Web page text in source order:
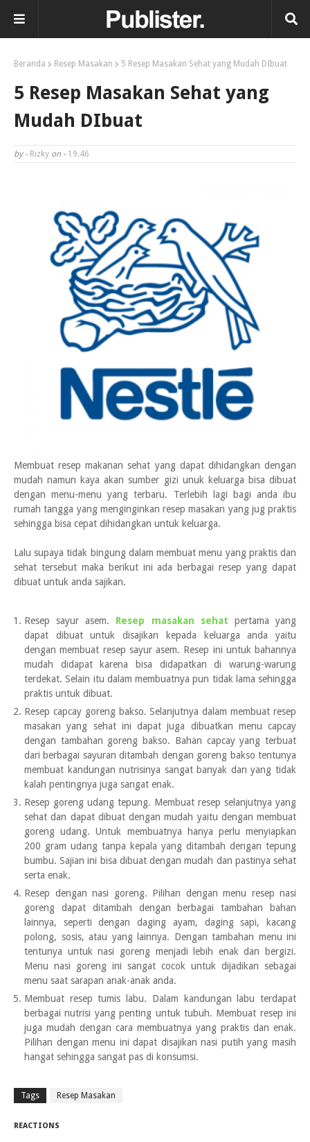
Beranda Resep Masakan 5 Resep Masakan Sehat yang Mudah DIbuat
5 Resep Masakan Sehat yang
Mudah DIbuat
by - Rizky on - 19.46
Membuat resep makanan sehat yang dapat dihidangkan dengan
mudah namun kaya akan sumber gizi unuk keluarga bisa dibuat
dengan menu-menu yang terbaru. Terlebih lagi bagi anda ibu
rumah tangga yang menginginkan resep masakan yang jug praktis
sehingga bisa cepat dihidangkan untuk keluarga.
Lalu supaya tidak bingung dalam membuat menu yang praktis dan
sehat tersebut maka berikut ini ada berbagai resep yang dapat
dibuat untuk anda sajikan.
Resep sayur asem. Resep masakan sehat pertama yang
dapat dibuat untuk disajikan kepada keluarga anda yaitu
dengan membuat resep sayur asem. Resep ini untuk bahannya
mudah didapat karena bisa didapatkan di warung-warung
terdekat. Selain itu dalam membuatnya pun tidak lama sehingga
praktis untuk dibuat.
Resep capcay goreng bakso. Selanjutnya dalam membuat resep
masakan yang sehat ini dapat juga dibuatkan menu capcay
dengan tambahan goreng bakso. Bahan capcay yang terbuat
dari berbagai sayuran ditambah dengan goreng bakso tentunya
membuat kandungan nutrisinya sangat banyak dan yang tidak
kalah pentingnya juga sangat enak.
Resep goreng udang tepung. Membuat resep selanjutnya yang
sehat dan dapat dibuat dengan mudah yaitu dengan membuat
goreng udang. Untuk membuatnya hanya perlu menyiapkan
200 gram udang tanpa kepala yang ditambah dengan tepung
bumbu. Sajian ini bisa dibuat dengan mudah dan pastinya sehat
serta enak.
Resep dengan nasi goreng. Pilihan dengan menu resep nasi
goreng dapat ditambah dengan berbagai tambahan bahan
lainnya, seperti dengan daging ayam, daging sapi, kacang
polong, sosis, atau yang lainnya. Dengan tambahan menu ini
tentunya untuk nasi goreng menjadi lebih enak dan bergizi.
Menu nasi goreng ini sangat cocok untuk dijadikan sebagai
menu saat sarapan anak-anak anda.
Membuat resep tumis labu. Dalam kandungan labu terdapat
berbagai nutrisi yang penting untuk tubuh. Membuat resep ini
juga mudah dengan cara membuatnya yang praktis dan enak.
Pilihan dengan menu ini dapat disajikan nasi putih yang masih
hangat sehingga sangat pas di konsumsi.
Tags Resep Masakan
REACTIONS